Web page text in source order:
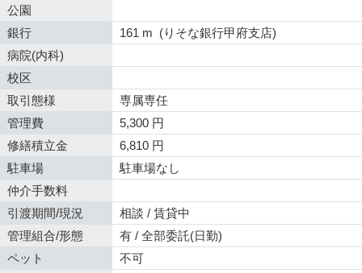
公園
銀行
161 m (りそな銀行甲府支店)
病院(内科)
校区
取引態様
専属専任
管理費
5,300 円
修繕積立金
6,810 円
駐車場
駐車場なし
仲介手数料
引渡期間/現況
相談 / 賃貸中
管理組合/形態
有 / 全部委託(日勤)
ペット
不可